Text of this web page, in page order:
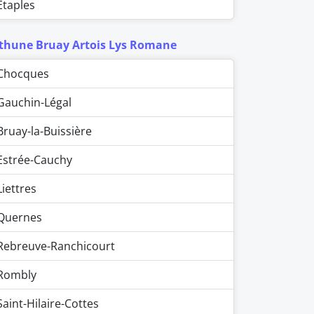
Bruay Artois Lys Romane
Légal
la-Buissière
Cauchy
Ranchicourt
Hilaire-Cottes